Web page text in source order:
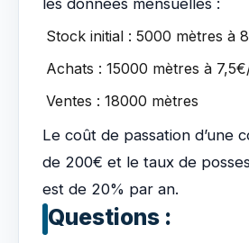
Stock initial : 5000 mètres à
Achats : 15000 mètres à
Ventes : 18000 mètres
Le coût de passation d’une
de 200€ et le taux de
est de 20% par an.
Questions :